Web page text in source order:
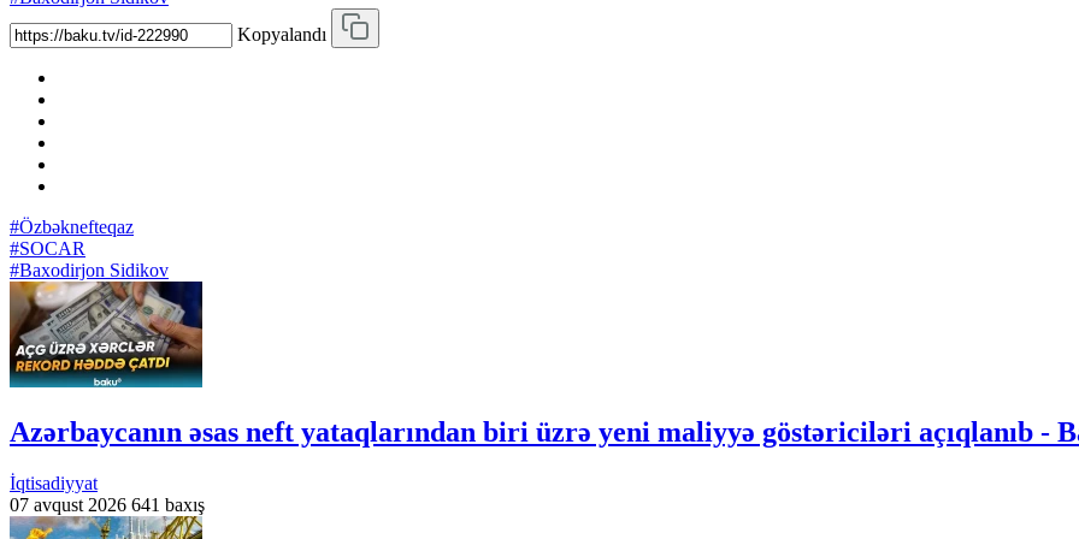
Kopyalandı
#Özbəknefteqaz
#SOCAR
#Baxodirjon Sidikov
Azərbaycanın əsas neft yataqlarından biri üzrə yeni maliyyə göstəriciləri açıqlanıb -
İqtisadiyyat
07 avqust 2026 641 baxış